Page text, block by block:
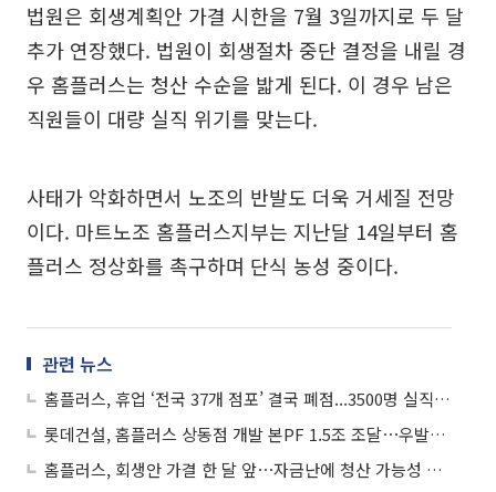
법원은 회생계획안 가결 시한을 7월 3일까지로 두 달
추가 연장했다. 법원이 회생절차 중단 결정을 내릴 경
우 홈플러스는 청산 수순을 밟게 된다. 이 경우 남은
직원들이 대량 실직 위기를 맞는다.
사태가 악화하면서 노조의 반발도 더욱 거세질 전망
이다. 마트노조 홈플러스지부는 지난달 14일부터 홈
플러스 정상화를 촉구하며 단식 농성 중이다.
관련 뉴스
홈플러스, 휴업 ‘전국 37개 점포’ 결국 폐점...3500명 실직 현실화
롯데건설, 홈플러스 상동점 개발 본PF 1.5조 조달⋯우발채무 2280억원 해소
홈플러스, 회생안 가결 한 달 앞⋯자금난에 청산 가능성 고조